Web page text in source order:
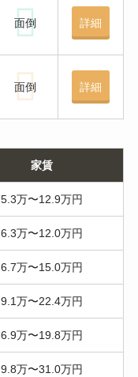
面倒 詳細
面倒 詳細
家賃
5.3万〜12.9万円
6.3万〜12.0万円
6.7万〜15.0万円
9.1万〜22.4万円
6.9万〜19.8万円
9.8万〜31.0万円